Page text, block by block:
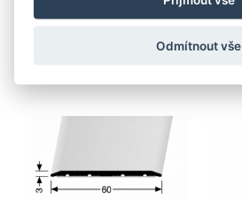
Nejnovější produkty
Odmítnout vše